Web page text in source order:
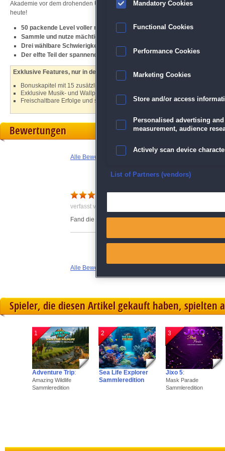
Akademie vor dem drohenden Untergang. Begleite den Vampir auf diesem
heute!
50 packende Level voller magischer Rätsel
Sammle und nutze mächtige Artefakte
Drei wählbare Schwierigkeitsstufen
Der elfte Teil der spannenden
Incredible Dracula-Serie
Exklusive Features, nur in der Sammleredition:
Bonuskapitel mit 15 zusätzlichen Leveln
Exklusive Musik- und Wallpaper-Downloads
Freischaltbare Erfolge und sammelbare Gegenstände
Bewertungen
Alle Bewertungen anzeigen
Tolles Spiel
verfasst von Anonym am 28.10.2024 um 14:58
Fand die 11te Folge mit eine der schönsten. Toller
Alle Bewertungen anzeigen
Spieler, die diesen Artikel gekauft haben, spielten
1
Adventure Trip:
Amazing Wildlife
Sammleredition
2
Sea Life Explorer
Sammleredition
3
Jixo 5:
Mask Parade
Sammleredition
Mandatory Cookies
Functional Cookies
Performance Cookies
Marketing Cookies
Store and/or access
Personalised advertising
measurement, audience
Actively scan device
Ensure security, prevent
List of Partners (vendors)